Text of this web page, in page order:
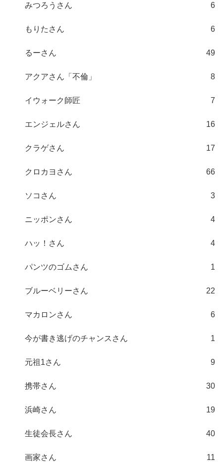
みつろうさん 6
もりたさん 6
るーさん 49
アクアさん「不倫」 8
イウォーク師匠 7
エンジェルさん 16
クラゲさん 17
クロカヨさん 66
ソコさん 3
ニッポンさん 4
ハッ！さん 4
パンツのゴムさん 1
ブルーベリーさん 22
マカロンさん 6
今が書き逃げのチャンスさん 1
元祖1さん 9
携帯さん 30
浜崎さん 19
生徒会長さん 40
画家さん 11